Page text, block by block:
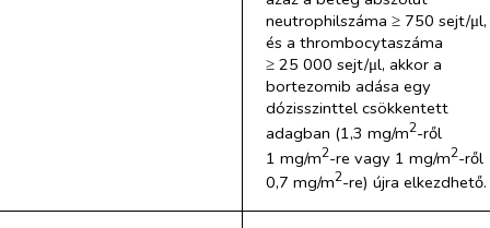
neutrophilszáma ≥ 750 sejt/μl,
és a thrombocytaszáma
≥ 25 000 sejt/μl, akkor a
bortezomib adása egy
dózisszinttel csökkentett
adagban (1,3 mg/m2-ről
1 mg/m2-re vagy 1 mg/m2-ről
0,7 mg/m2-re) újra elkezdhető.